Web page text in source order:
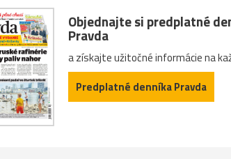
Objednajte si predplatné
Pravda
a získajte užitočné informácie na
Predplatné denníka Pravda